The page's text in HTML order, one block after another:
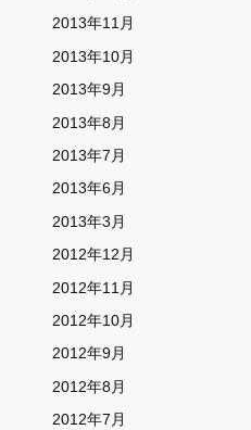
2013年11月
2013年10月
2013年9月
2013年8月
2013年7月
2013年6月
2013年3月
2012年12月
2012年11月
2012年10月
2012年9月
2012年8月
2012年7月